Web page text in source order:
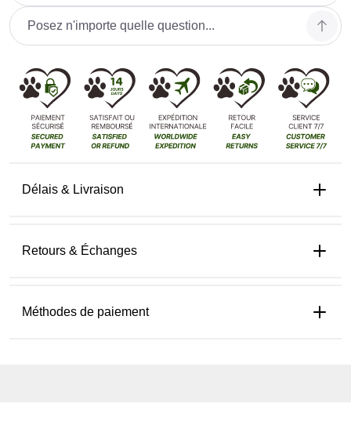
Délais & Livraison
Retours & Échanges
Méthodes de paiement